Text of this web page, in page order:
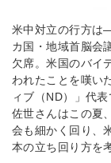
米中対立の行方は
カ国・地域首脳会
欠席。米国のバイ
われたことを嘆い
ィブ（ND）」代
佐世さんはこの夏
会も細かく回り、
本の立ち回り方を